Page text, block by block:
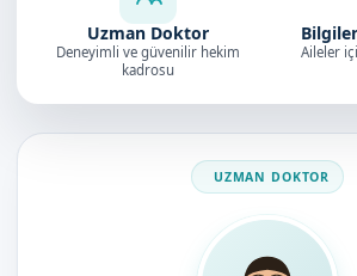
Uzman Doktor
Deneyimli ve güvenilir hekim
kadrosu
Aileler
Doktorumuz